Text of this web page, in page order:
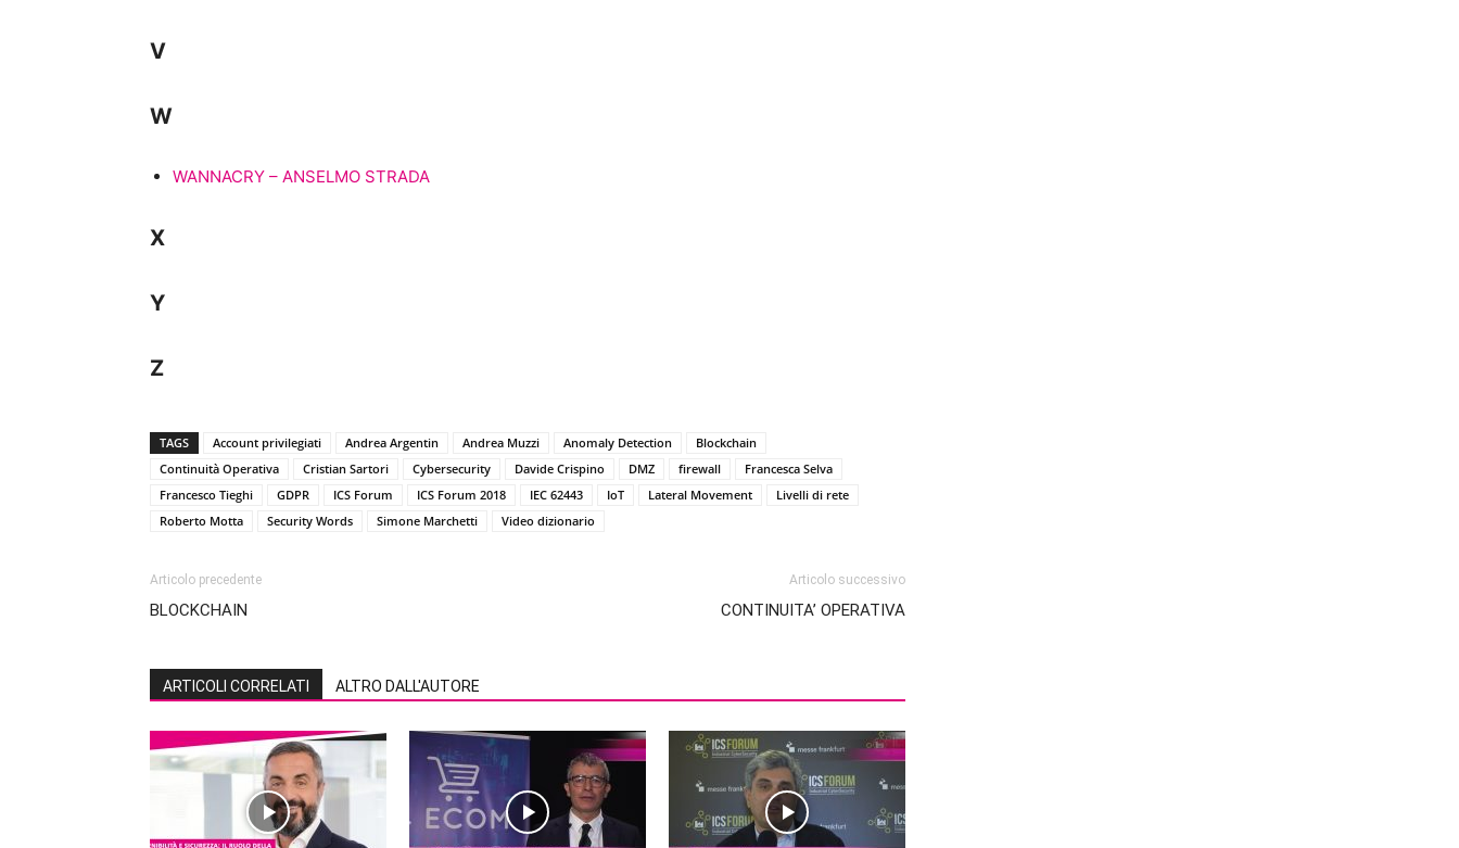
V
W
WANNACRY – ANSELMO STRADA
X
Y
Z
TAGS Account privilegiati Andrea Argentin Andrea Muzzi Anomaly Detection
Blockchain
Continuità Operativa
Cristian Sartori Cybersecurity Davide Crispino DMZ firewall
Francesca Selva
Francesco Tieghi
GDPR ICS Forum ICS Forum 2018 IEC 62443 IoT Lateral Movement
Livelli di rete
Roberto Motta
Security Words Simone Marchetti Video dizionario
Articolo precedente
BLOCKCHAIN
Articolo successivo
CONTINUITA’ OPERATIVA
ARTICOLI CORRELATI ALTRO DALL'AUTORE